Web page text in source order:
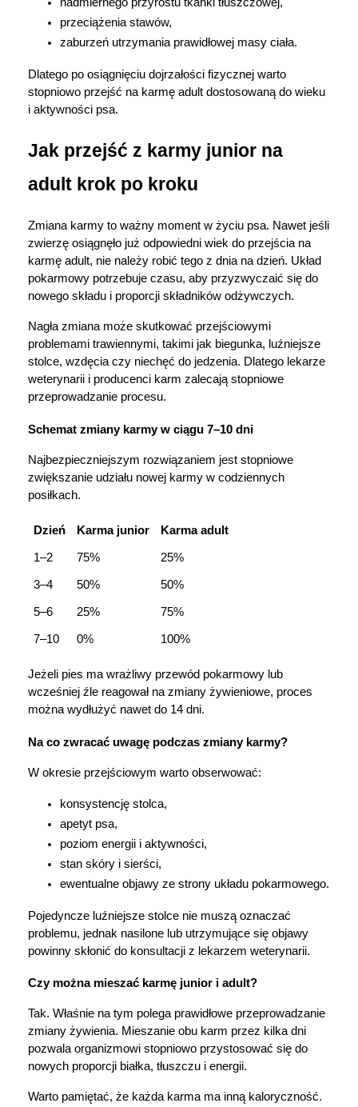
Korzystamy z plików cookies w celu
preferencji. Więcej informacji znajdziesz w
warunki przechowywania lub dostępu do
"Ustawienia" lub możesz zaakceptować
ustawienia wszystkich cookies klikając
AKCEPTUJĘ WSZYSTKIE
Ustawienia
AKCEPTUJĘ WSZYSTKIE
przeciążenia stawów,
zaburzeń utrzymania prawidłowej masy ciała.
Dlatego po osiągnięciu dojrzałości fizycznej warto
stopniowo przejść na karmę adult dostosowaną do wieku
i aktywności psa.
Jak przejść z karmy junior na
adult krok po kroku
Zmiana karmy to ważny moment w życiu psa. Nawet jeśli
zwierzę osiągnęło już odpowiedni wiek do przejścia na
karmę adult, nie należy robić tego z dnia na dzień. Układ
pokarmowy potrzebuje czasu, aby przyzwyczaić się do
nowego składu i proporcji składników odżywczych.
Nagła zmiana może skutkować przejściowymi
problemami trawiennymi, takimi jak biegunka, luźniejsze
stolce, wzdęcia czy niechęć do jedzenia. Dlatego lekarze
weterynarii i producenci karm zalecają stopniowe
przeprowadzanie procesu.
Schemat zmiany karmy w ciągu 7–10 dni
Najbezpieczniejszym rozwiązaniem jest stopniowe
zwiększanie udziału nowej karmy w codziennych
posiłkach.
Dzień Karma junior Karma adult
1–2 75% 25%
3–4 50% 50%
5–6 25% 75%
7–10 0% 100%
Jeżeli pies ma wrażliwy przewód pokarmowy lub
wcześniej źle reagował na zmiany żywieniowe, proces
można wydłużyć nawet do 14 dni.
Na co zwracać uwagę podczas zmiany karmy?
W okresie przejściowym warto obserwować:
konsystencję stolca,
apetyt psa,
poziom energii i aktywności,
stan skóry i sierści,
ewentualne objawy ze strony układu pokarmowego.
Pojedyncze luźniejsze stolce nie muszą oznaczać
problemu, jednak nasilone lub utrzymujące się objawy
powinny skłonić do konsultacji z lekarzem weterynarii.
Czy można mieszać karmę junior i adult?
Tak. Właśnie na tym polega prawidłowe przeprowadzanie
zmiany żywienia. Mieszanie obu karm przez kilka dni
pozwala organizmowi stopniowo przystosować się do
nowych proporcji białka, tłuszczu i energii.
Warto pamiętać, że każda karma ma inną kaloryczność.